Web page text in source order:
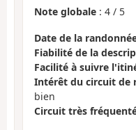
Note globale : 4 / 5
Date de la
Fiabilité de la
Facilité à suivre
Intérêt du circuit de
bien
Circuit très